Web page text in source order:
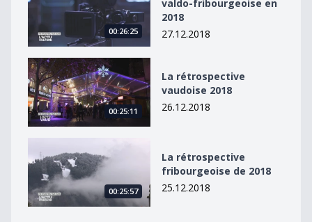
00:26:25
valdo-fribourgeoise en
2018
27.12.2018
La rétrospective vaudoise 2018
00:25:11
La rétrospective
vaudoise 2018
26.12.2018
00:25:57
La rétrospective
fribourgeoise de 2018
25.12.2018